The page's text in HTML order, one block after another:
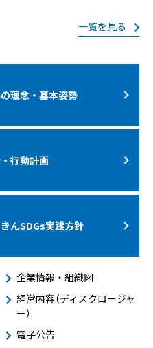
一覧を見る
理念・基本姿勢
行動計画
んSDGs実践方針
企業情報・組織図
経営内容（ディスクロージャ
ー）
電子公告